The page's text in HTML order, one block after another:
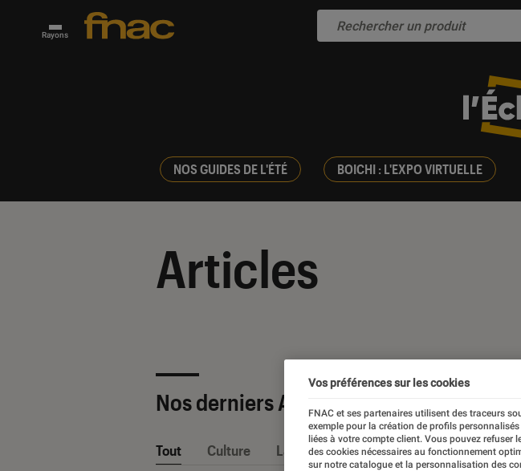
Rayons
NOS GUIDES DE L'ÉTÉ BOICHI : L'EXPO VIRTUELLE
Articles
Nos derniers Articles
Tout Culture La Claque Fnac Nos conseils Pop
Vos préférences sur les cookies
FNAC et ses partenaires utilisent des traceurs
exemple pour la création de profils
liées à votre compte client. Vous pouvez refuser
des cookies nécessaires au fonctionnement
sur notre catalogue et la personnalisation des